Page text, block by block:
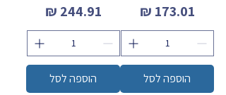
מחיר
הוספה לסל
מחיר
הוספה לסל